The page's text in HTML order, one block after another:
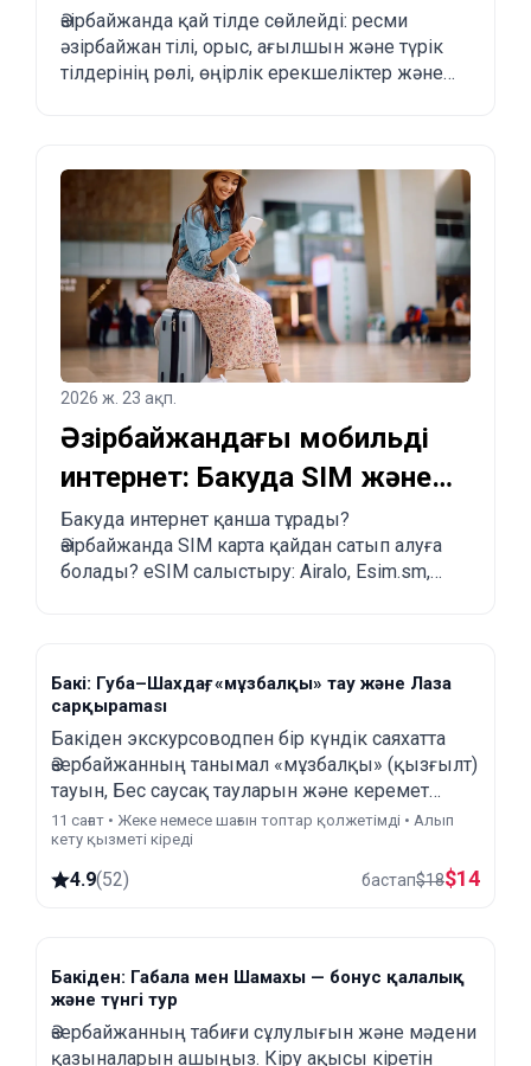
көшуді жоспарлағандар
үшін толық түсіндірме
Әзірбайжанда қай тілде сөйлейді: ресми
әзірбайжан тілі, орыс, ағылшын және түрік
тілдерінің рөлі, өңірлік ерекшеліктер және
2026 ж. 23 ақп.
Әзірбайжандағы мобильді
интернет: Бакуда SIM және
eSIM қалай сатып алуға
болады?
Бакуда интернет қанша тұрады?
Әзірбайжанда SIM карта қайдан сатып алуға
болады? eSIM салыстыру: Airalo, Esim.sm,
Бакі: Губа–Шахдағ, «мұзбалқы» тау және Лаза
сарқыраması
Бакіден экскурсоводпен бір күндік саяхатта
Әзербайжанның танымал «мұзбалқы» (қызғылт)
тауын, Бес саусақ тауларын және керемет
Шахдағ тауларын зерттеңіз. Губа табиғатын
тамашалаңыз.
11 сағат • Жеке немесе шағын топтар қолжетімді • Алып
кету қызметі кіреді
4.9(52) бастап$18$14
Бакіден: Габала мен Шамахы — бонус қалалық
және түнгі тур
Әзербайжанның табиғи сұлулығын жəне мәдени
қазыналарын ашыңыз. Кіру ақысы кіретін